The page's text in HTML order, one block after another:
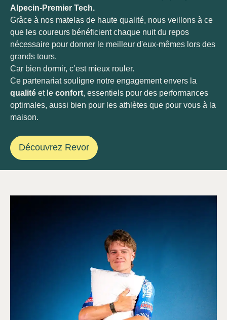
Alpecin-Premier Tech.
Grâce à nos matelas de haute qualité, nous veillons à ce
que les coureurs bénéficient chaque nuit du repos
nécessaire pour donner le meilleur d'eux-mêmes lors des
grands tours.
Car bien dormir, c’est mieux rouler.
Ce partenariat souligne notre engagement envers la
qualité et le confort, essentiels pour des performances
optimales, aussi bien pour les athlètes que pour vous à la
maison.
Découvrez Revor